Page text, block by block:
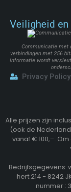
Veiligheid en
Communicatie met
verbindingen met 256
informatie wordt
Privacy Policy
Alle prijzen zijn
(ook de
vanaf € 100,–.
Bedrijfsgegevens:
hert 214 - 8242
nummer :